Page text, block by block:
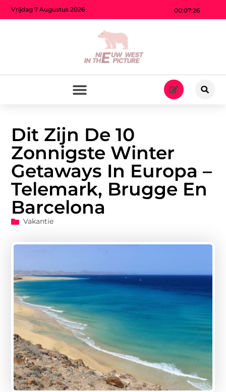
00:07:28
Vrijdag 7 Augustus 2026
Dit Zijn De 10
Zonnigste Winter
Getaways In Europa –
Telemark, Brugge En
Barcelona
Vakantie